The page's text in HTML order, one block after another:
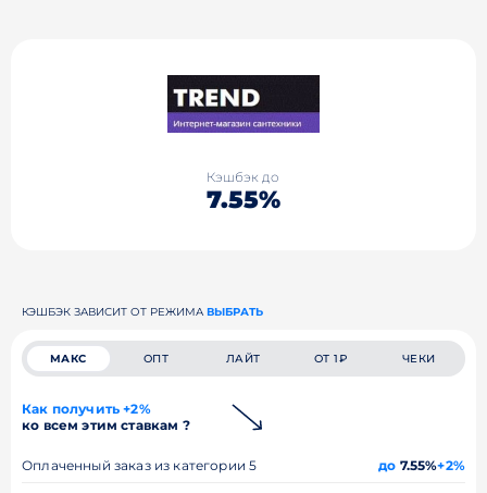
Кэшбэк до
7.55%
КЭШБЭК ЗАВИСИТ ОТ РЕЖИМА ВЫБРАТЬ
МАКС ОПТ ЛАЙТ ОТ 1₽ ЧЕКИ
Как получить +2%
ко всем этим ставкам ?
Оплаченный заказ из категории 5 до 7.55%+2%